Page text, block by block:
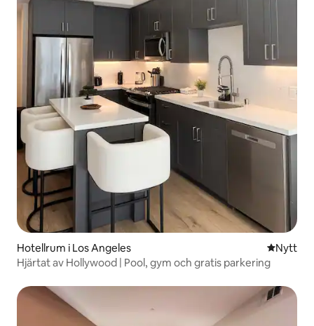
Hotellrum i Los Angeles NyttNytt
Hjärtat av Hollywood | Pool, gym och gratis parkering